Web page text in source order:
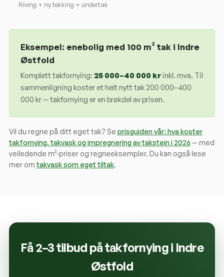
Riving + ny tekking + undertak
Eksempel: enebolig med 100 m² tak i Indre
Østfold
Komplett takfornying: 25 000–40 000 kr inkl. mva. Til
sammenligning koster et helt nytt tak 200 000–400
000 kr — takfornying er en brøkdel av prisen.
Vil du regne på ditt eget tak? Se prisguiden vår: hva koster
takfornying, takvask og impregnering av takstein i 2026 — med
veiledende m²-priser og regneeksempler. Du kan også lese
mer om takvask som eget tiltak.
Få 2–3 tilbud på takfornying i Indre
Østfold